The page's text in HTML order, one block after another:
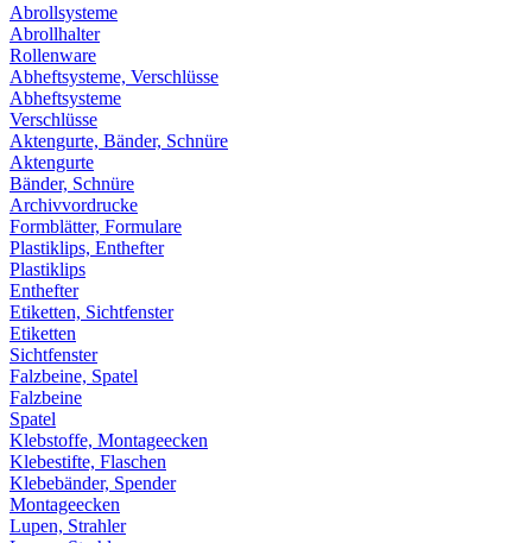
Abrollsysteme
Abrollhalter
Rollenware
Abheftsysteme, Verschlüsse
Abheftsysteme
Verschlüsse
Aktengurte, Bänder, Schnüre
Aktengurte
Bänder, Schnüre
Archivvordrucke
Formblätter, Formulare
Plastiklips, Enthefter
Plastiklips
Enthefter
Etiketten, Sichtfenster
Etiketten
Sichtfenster
Falzbeine, Spatel
Falzbeine
Spatel
Klebstoffe, Montageecken
Klebestifte, Flaschen
Klebebänder, Spender
Montageecken
Lupen, Strahler